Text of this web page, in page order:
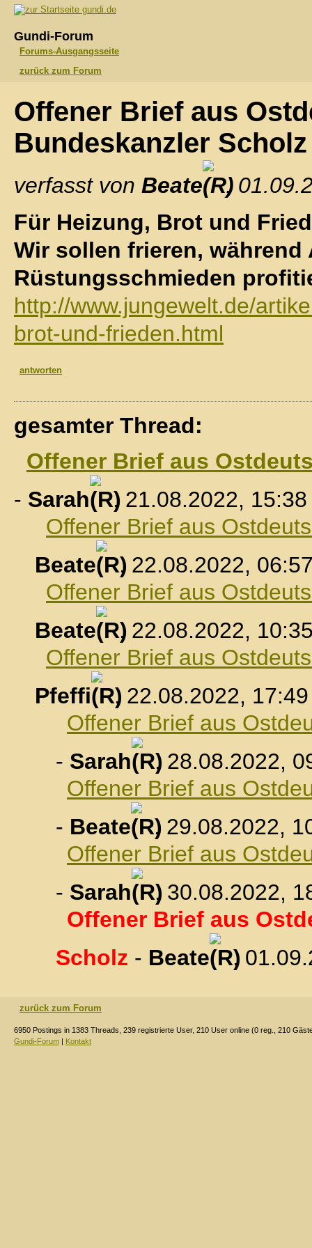
gundi.de
Gundi-Forum
Forums-Ausgangsseite
zurück zum Forum
Offener Brief aus
Bundeskanzler
verfasst von Beate
,
Für Heizung, Brot und
Wir sollen frieren, während
Rüstungsschmieden
http://www.jungewelt.de/
brot-und-frieden.html
antworten
gesamter Thread:
Offener Brief aus
- Sarah
, 21.08.2022, 15:38
Offener Brief aus
Beate
, 22.08.2022,
Offener Brief aus
Beate
, 22.08.2022,
Offener Brief aus
Pfeffi
, 22.08.2022, 17:49
Offener Brief aus
- Sarah
, 28.08.2022,
Offener Brief aus
- Beate
, 29.08.2022,
Offener Brief aus
- Sarah
, 30.08.2022,
Offener Brief aus
Scholz - Beate ,
zurück zum Forum
6950 Postings in 1383 Threads, 239 registrierte User, 210 User online (0 reg., 210
Gundi-Forum | Kontakt